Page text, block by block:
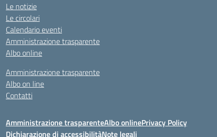
Le notizie
Le circolari
Calendario eventi
Amministrazione trasparente
Albo online
Amministrazione trasparente
Albo on line
Contatti
Amministrazione trasparenteAlbo onlinePrivacy Policy
Dichiarazione di accessibilitàNote legali